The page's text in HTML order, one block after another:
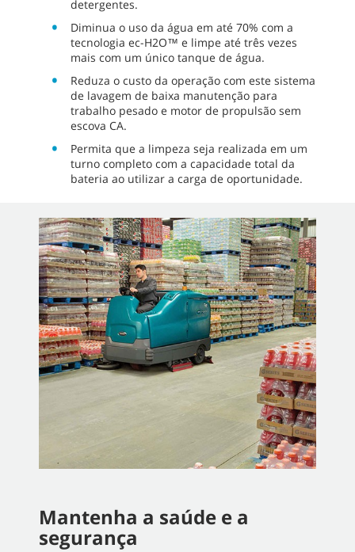
detergentes.
Diminua o uso da água em até 70% com a
tecnologia ec-H2O™ e limpe até três vezes
mais com um único tanque de água.
Reduza o custo da operação com este sistema
de lavagem de baixa manutenção para
trabalho pesado e motor de propulsão sem
escova CA.
Permita que a limpeza seja realizada em um
turno completo com a capacidade total da
bateria ao utilizar a carga de oportunidade.
Mantenha a saúde e a
segurança